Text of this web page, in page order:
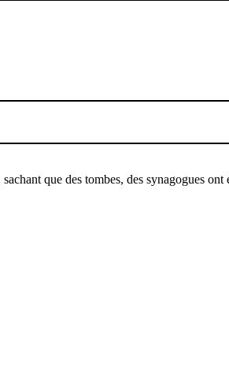
que des tombes, des synagogues ont